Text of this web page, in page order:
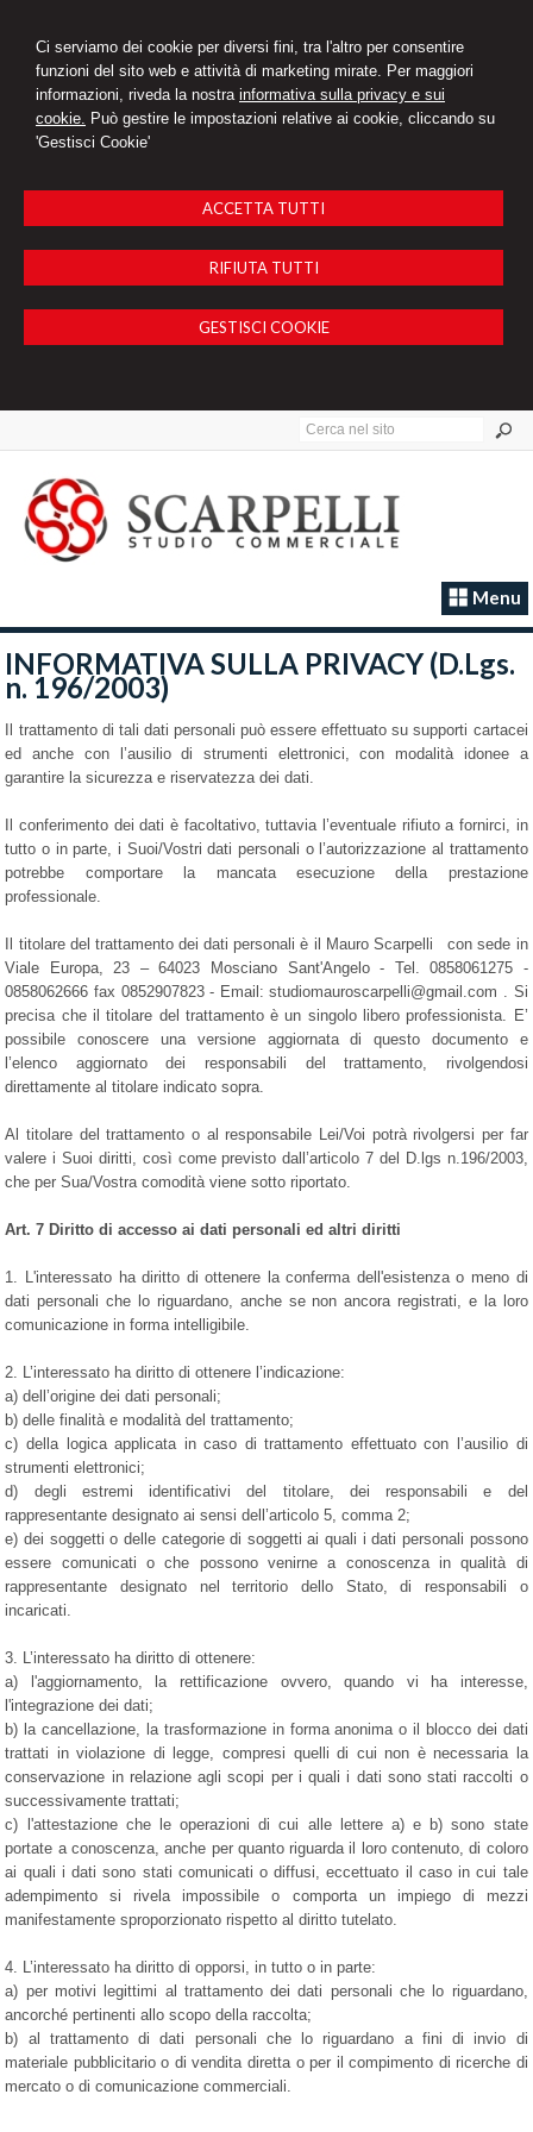
Ci serviamo dei cookie per diversi fini, tra l'altro per consentire
funzioni del sito web e attività di marketing mirate. Per maggiori
informazioni, riveda la nostra informativa sulla privacy e sui
cookie. Può gestire le impostazioni relative ai cookie, cliccando su
'Gestisci Cookie'
ACCETTA TUTTI
RIFIUTA TUTTI
GESTISCI COOKIE
Menu
INFORMATIVA SULLA PRIVACY (D.Lgs.
n. 196/2003)
Il trattamento di tali dati personali può essere effettuato su supporti cartacei
ed anche con l’ausilio di strumenti elettronici, con modalità idonee a
garantire la sicurezza e riservatezza dei dati.
Il conferimento dei dati è facoltativo, tuttavia l’eventuale rifiuto a fornirci, in
tutto o in parte, i Suoi/Vostri dati personali o l’autorizzazione al trattamento
potrebbe comportare la mancata esecuzione della prestazione
professionale.
Il titolare del trattamento dei dati personali è il Mauro Scarpelli con sede in
Viale Europa, 23 – 64023 Mosciano Sant'Angelo - Tel. 0858061275 -
0858062666 fax 0852907823 - Email: studiomauroscarpelli@gmail.com . Si
precisa che il titolare del trattamento è un singolo libero professionista. E’
possibile conoscere una versione aggiornata di questo documento e
l’elenco aggiornato dei responsabili del trattamento, rivolgendosi
direttamente al titolare indicato sopra.
Al titolare del trattamento o al responsabile Lei/Voi potrà rivolgersi per far
valere i Suoi diritti, così come previsto dall’articolo 7 del D.lgs n.196/2003,
che per Sua/Vostra comodità viene sotto riportato.
Art. 7 Diritto di accesso ai dati personali ed altri diritti
1. L'interessato ha diritto di ottenere la conferma dell'esistenza o meno di
dati personali che lo riguardano, anche se non ancora registrati, e la loro
comunicazione in forma intelligibile.
2. L’interessato ha diritto di ottenere l’indicazione:
a) dell’origine dei dati personali;
b) delle finalità e modalità del trattamento;
c) della logica applicata in caso di trattamento effettuato con l’ausilio di
strumenti elettronici;
d) degli estremi identificativi del titolare, dei responsabili e del
rappresentante designato ai sensi dell’articolo 5, comma 2;
e) dei soggetti o delle categorie di soggetti ai quali i dati personali possono
essere comunicati o che possono venirne a conoscenza in qualità di
rappresentante designato nel territorio dello Stato, di responsabili o
incaricati.
3. L’interessato ha diritto di ottenere:
a) l'aggiornamento, la rettificazione ovvero, quando vi ha interesse,
l'integrazione dei dati;
b) la cancellazione, la trasformazione in forma anonima o il blocco dei dati
trattati in violazione di legge, compresi quelli di cui non è necessaria la
conservazione in relazione agli scopi per i quali i dati sono stati raccolti o
successivamente trattati;
c) l'attestazione che le operazioni di cui alle lettere a) e b) sono state
portate a conoscenza, anche per quanto riguarda il loro contenuto, di coloro
ai quali i dati sono stati comunicati o diffusi, eccettuato il caso in cui tale
adempimento si rivela impossibile o comporta un impiego di mezzi
manifestamente sproporzionato rispetto al diritto tutelato.
4. L’interessato ha diritto di opporsi, in tutto o in parte:
a) per motivi legittimi al trattamento dei dati personali che lo riguardano,
ancorché pertinenti allo scopo della raccolta;
b) al trattamento di dati personali che lo riguardano a fini di invio di
materiale pubblicitario o di vendita diretta o per il compimento di ricerche di
mercato o di comunicazione commerciali.